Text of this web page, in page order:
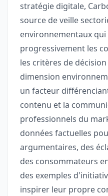
stratégie digitale,
source de veille
environnementaux
progressivement les
les critères de décision
dimension
un facteur
contenu et la
professionnels du
données factuelles
argumentaires, des
des consommateurs
des exemples
inspirer leur propre